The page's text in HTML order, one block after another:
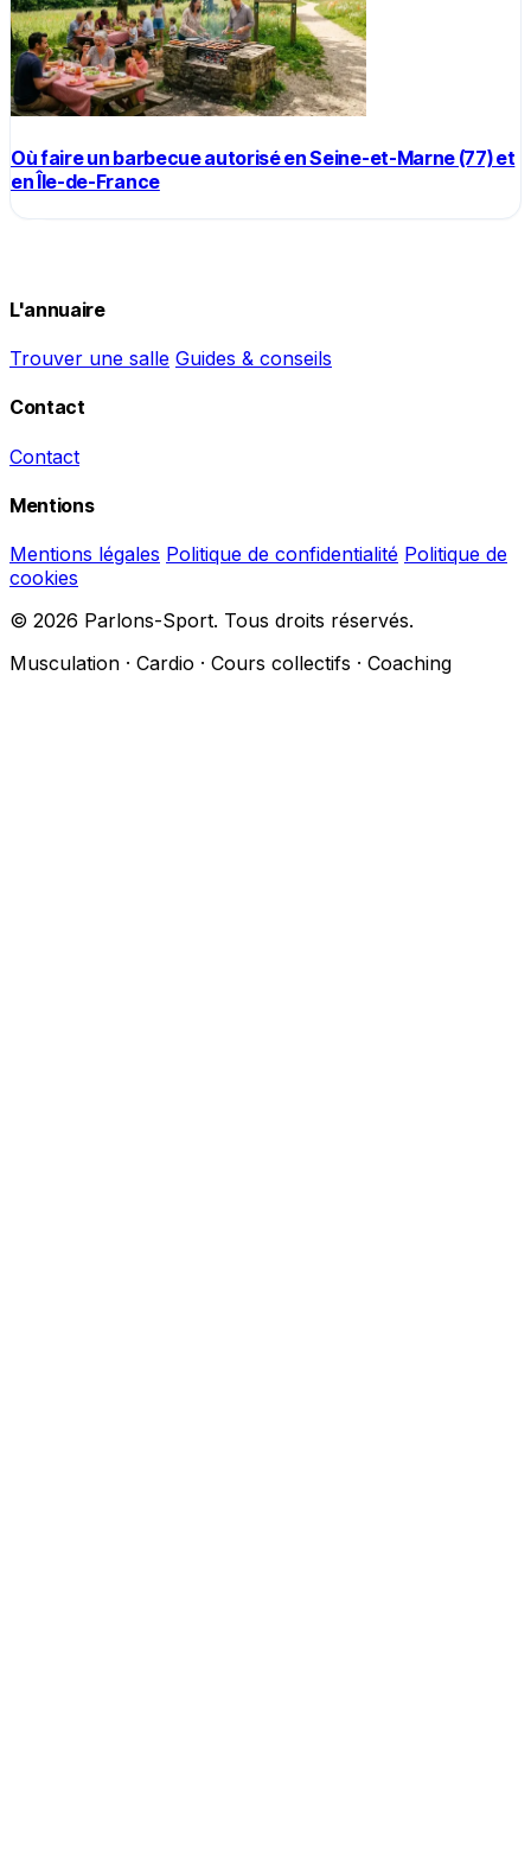
Où faire un barbecue autorisé en Seine-et-Marne (77) et
en Île-de-France
L'annuaire
Trouver une salle Guides & conseils
Contact
Contact
Mentions
Mentions légales Politique de confidentialité Politique de
cookies
© 2026 Parlons-Sport. Tous droits réservés.
Musculation · Cardio · Cours collectifs · Coaching